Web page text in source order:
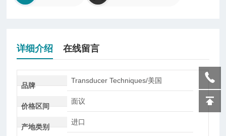
详细介绍 在线留言
品牌
Transducer Techniques/美国
价格区间
面议
产地类别
进口